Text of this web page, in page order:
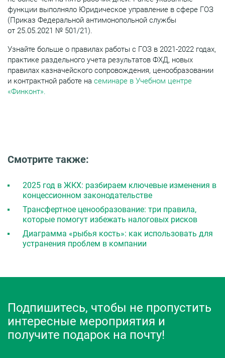
функции выполняло Юридическое управление в сфере ГОЗ
(Приказ Федеральной антимонопольной службы
от 25.05.2021 № 501/21).
Узнайте больше о правилах работы с ГОЗ в 2021-2022 годах,
практике раздельного учета результатов ФХД, новых
правилах казначейского сопровождения, ценообразовании
и контрактной работе на семинаре в Учебном центре
«Финконт».
Смотрите также:
2025 год в ЖКХ: разбираем ключевые изменения в
концессионном законодательстве
Трансфертное ценообразование: три правила,
которые помогут избежать налоговых рисков
Диаграмма «рыбья кость»: как использовать для
устранения проблем в компании
Подпишитесь, чтобы не пропустить
интересные мероприятия и
получите подарок на почту!